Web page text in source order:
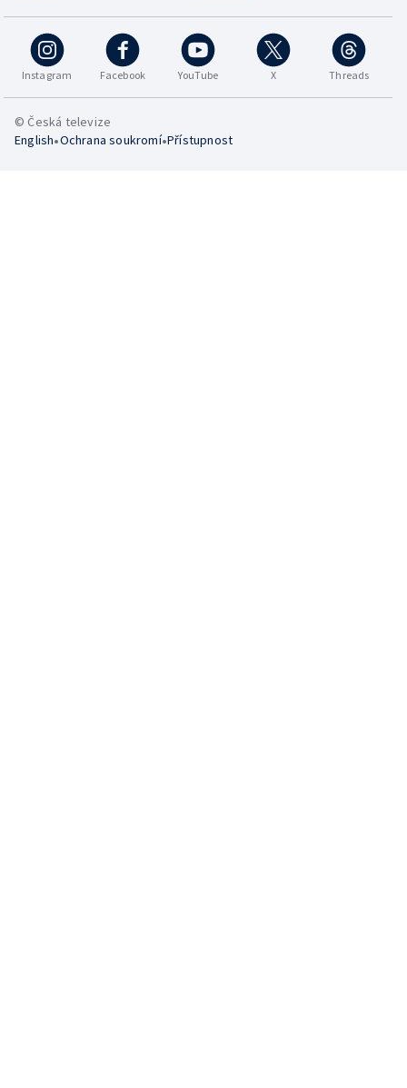
Instagram Facebook YouTube X Threads
© Česká televize
English•Ochrana soukromí•Přístupnost